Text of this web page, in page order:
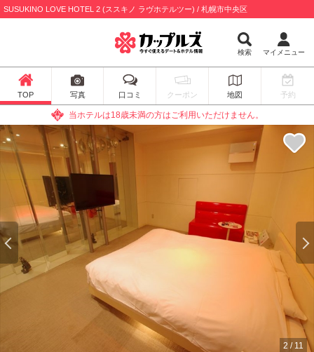
SUSUKINO LOVE HOTEL 2 (ススキノ ラヴホテルツー) / 札幌市中央区
検索 マイメニュー
TOP 写真 口コミ クーポン 地図 予約
当ホテルは18歳未満の方はご利用いただけません。
2 / 11